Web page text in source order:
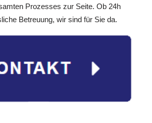
Prozesses zur Seite. Ob 24h
Betreuung, wir sind für Sie da.